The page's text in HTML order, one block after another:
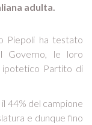
adulta.
Piepoli ha testato
Governo, le loro
ipotetico Partito di
il 44% del campione
e dunque fino